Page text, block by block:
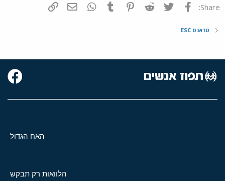
Share: פייסבוק Twitter
Reddit
Pinterest
Tumblr
WhatsAppדואר אלקטרוני
טראנס ESC
האח הגדול
הלוואות רק תבקש